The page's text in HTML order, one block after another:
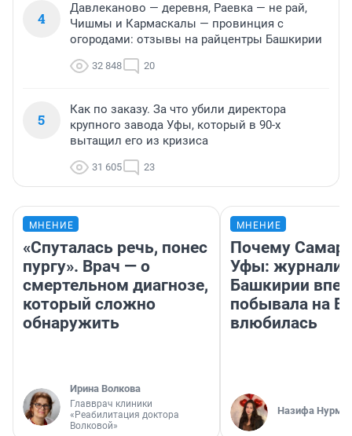
4
Давлеканово — деревня, Раевка — не рай,
Чишмы и Кармаскалы — провинция с
огородами: отзывы на райцентры Башкирии
32 848 20
5
Как по заказу. За что убили директора
крупного завода Уфы, который в 90-х
вытащил его из кризиса
31 605 23
МНЕНИЕ
«Спуталась речь, понес
пургу». Врач — о
смертельном диагнозе,
который сложно
обнаружить
Ирина Волкова
Главврач клиники
«Реабилитация доктора
Волковой»
МНЕНИЕ
Почему
Уфы:
Башкирии
побывала на
влюбилась
Назифа